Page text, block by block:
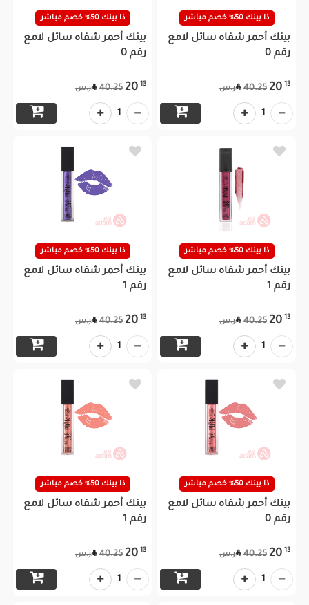
ذا بينك 50% خصم مباشر
بينك أحمر شفاه سائل لامع
رقم 0
13
20
 40.25 ر.س
1
ذا بينك 50% خصم مباشر
بينك أحمر شفاه سائل لامع
رقم 0
13
20
 40.25 ر.س
1
ذا بينك 50% خصم مباشر
بينك أحمر شفاه سائل لامع
رقم 1
13
20
 40.25 ر.س
1
ذا بينك 50% خصم مباشر
بينك أحمر شفاه سائل لامع
رقم 1
13
20
 40.25 ر.س
1
ذا بينك 50% خصم مباشر
بينك أحمر شفاه سائل لامع
رقم 0
13
20
 40.25 ر.س
1
ذا بينك 50% خصم مباشر
بينك أحمر شفاه سائل لامع
رقم 1
13
20
 40.25 ر.س
1